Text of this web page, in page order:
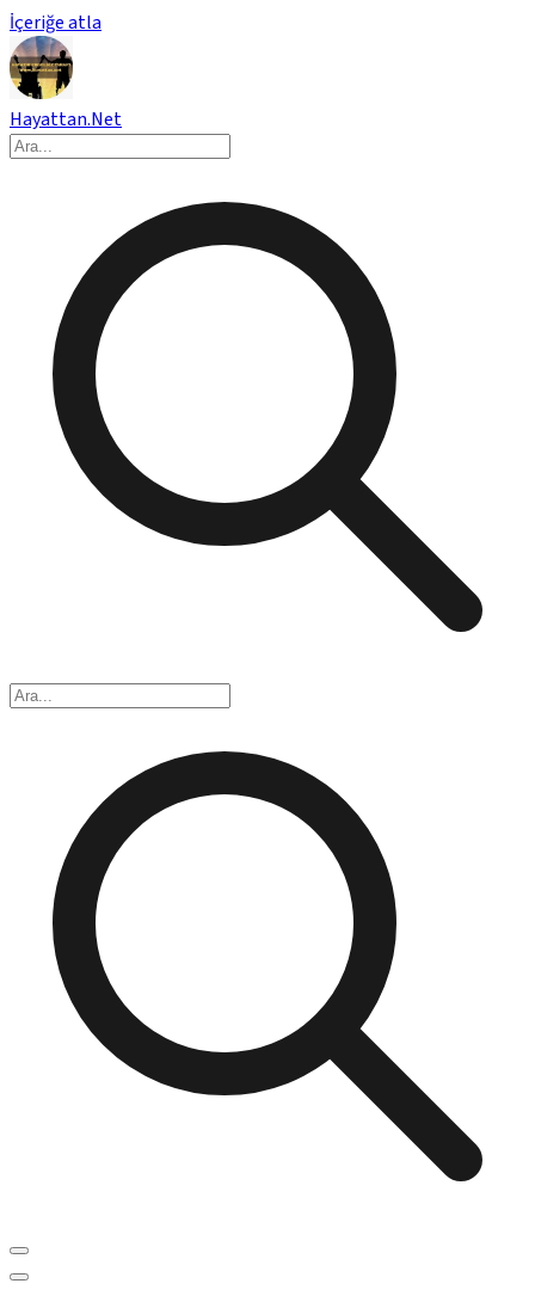
İçeriğe atla
Hayattan.Net